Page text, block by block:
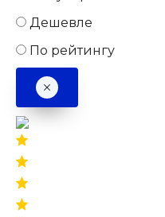
Дешевле
По рейтингу